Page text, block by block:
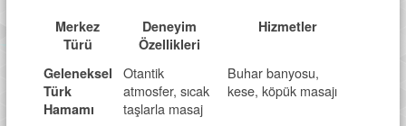
Merkez
Türü
Deneyim
Özellikleri
Hizmetler
Geleneksel
Türk
Hamamı
Otantik
atmosfer, sıcak
taşlarla masaj
Buhar banyosu,
kese, köpük masajı